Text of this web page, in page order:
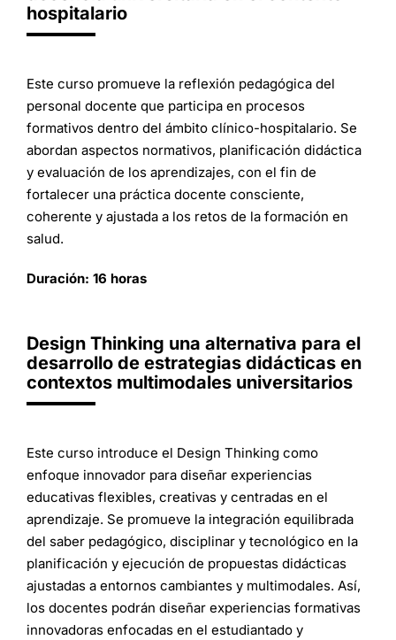
hospitalario
Este curso promueve la reflexión pedagógica del
personal docente que participa en procesos
formativos dentro del ámbito clínico-hospitalario. Se
abordan aspectos normativos, planificación didáctica
y evaluación de los aprendizajes, con el fin de
fortalecer una práctica docente consciente,
coherente y ajustada a los retos de la formación en
salud.
Duración: 16 horas
Design Thinking una alternativa para el
desarrollo de estrategias didácticas en
contextos multimodales universitarios
Este curso introduce el Design Thinking como
enfoque innovador para diseñar experiencias
educativas flexibles, creativas y centradas en el
aprendizaje. Se promueve la integración equilibrada
del saber pedagógico, disciplinar y tecnológico en la
planificación y ejecución de propuestas didácticas
ajustadas a entornos cambiantes y multimodales. Así,
los docentes podrán diseñar experiencias formativas
innovadoras enfocadas en el estudiantado y